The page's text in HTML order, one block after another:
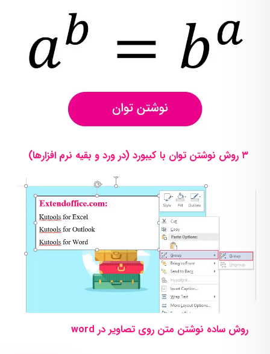
۳ روش نوشتن توان با کیبورد (در ورد و بقیه نرم افزارها)
روش ساده نوشتن متن روی تصاویر در word